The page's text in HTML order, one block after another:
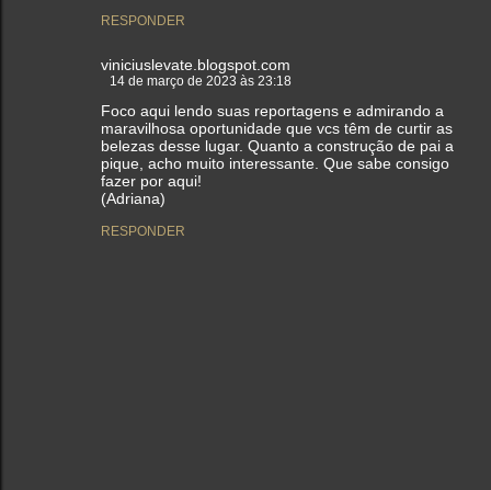
RESPONDER
viniciuslevate.blogspot.com
14 de março de 2023 às 23:18
Foco aqui lendo suas reportagens e admirando a
maravilhosa oportunidade que vcs têm de curtir as
belezas desse lugar. Quanto a construção de pai a
pique, acho muito interessante. Que sabe consigo
fazer por aqui!
(Adriana)
RESPONDER